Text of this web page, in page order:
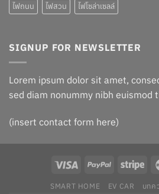
ไฟถนน
ไฟสวน ไฟโซล่าเซลล์
SIGNUP FOR NEWSLETTER
Lorem ipsum dolor sit amet,
sed diam nonummy nibh euismod
(insert contact form here)
SMART HOME EV CAR บทค